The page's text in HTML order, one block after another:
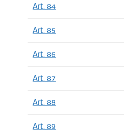
Art. 84
Art. 85
Art. 86
Art. 87
Art. 88
Art. 89